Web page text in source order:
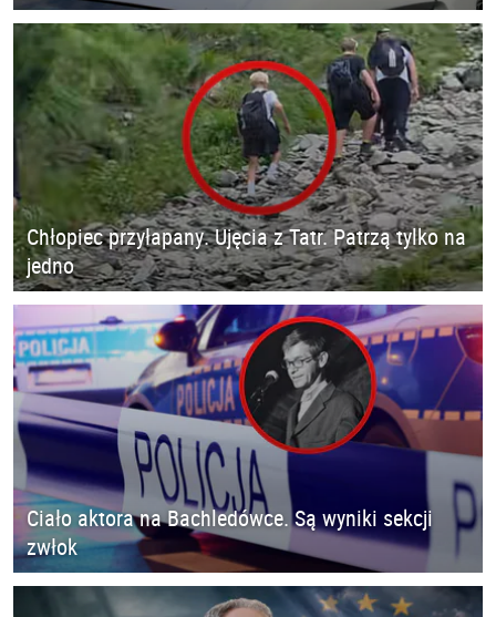
Chłopiec przyłapany. Ujęcia z Tatr. Patrzą tylko na
jedno
Ciało aktora na Bachledówce. Są wyniki sekcji
zwłok